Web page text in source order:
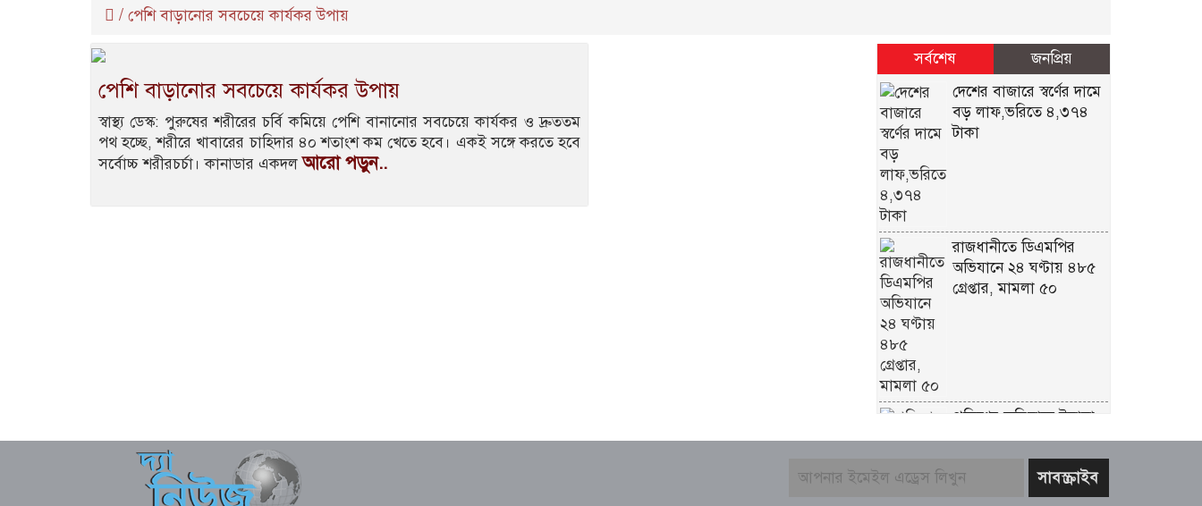
/ পেশি বাড়ানোর সবচেয়ে কার্যকর উপায়
পেশি বাড়ানোর সবচেয়ে কার্যকর উপায়
স্বাস্থ্য ডেস্ক: পুরুষের শরীরের চর্বি কমিয়ে পেশি বানানোর সবচেয়ে কার্যকর ও দ্রুততম
পথ হচ্ছে, শরীরে খাবারের চাহিদার ৪০ শতাংশ কম খেতে হবে। একই সঙ্গে করতে হবে
সর্বোচ্চ শরীরচর্চা। কানাডার একদলআরো পড়ুন..
সর্বশেষ
জনপ্রিয়
দেশের বাজারে স্বর্ণের দামে
বড় লাফ,ভরিতে ৪,৩৭৪
টাকা
রাজধানীতে ডিএমপির
অভিযানে ২৪ ঘণ্টায় ৪৮৫
গ্রেপ্তার, মামলা ৫০
পুলিশের অভিযানে ইয়াবা
ট্যাবলেটসহ মাদক কারবারি